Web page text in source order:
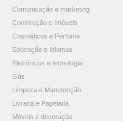
Comunicação e marketing
Construção e Imóveis
Cosméticos e Perfume
Educação e Idiomas
Eletrônicos e tecnologia
Gás
Limpeza e Manutenção
Livraria e Papelaria
Móveis e decoração